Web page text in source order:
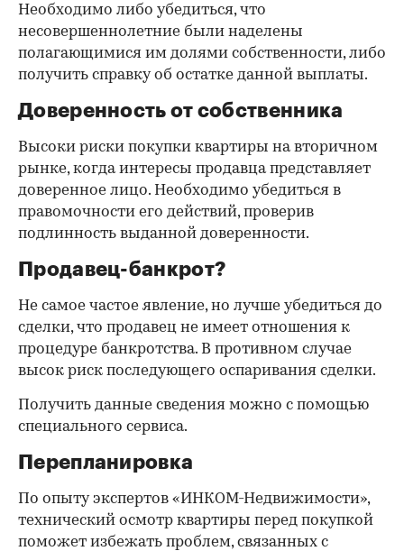
Необходимо либо убедиться, что
несовершеннолетние были наделены
полагающимися им долями собственности, либо
получить справку об остатке данной выплаты.
Доверенность от собственника
Высоки риски покупки квартиры на вторичном
рынке, когда интересы продавца представляет
доверенное лицо. Необходимо убедиться в
правомочности его действий, проверив
подлинность выданной доверенности.
Продавец-банкрот?
Не самое частое явление, но лучше убедиться до
сделки, что продавец не имеет отношения к
процедуре банкротства. В противном случае
высок риск последующего оспаривания сделки.
Получить данные сведения можно с помощью
специального сервиса.
Перепланировка
По опыту экспертов «ИНКОМ-Недвижимости»,
технический осмотр квартиры перед покупкой
поможет избежать проблем, связанных с